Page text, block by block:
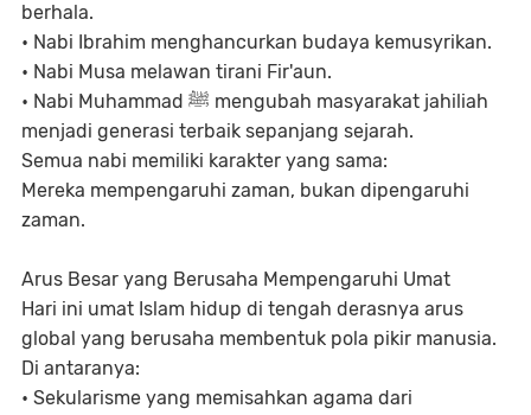
berhala.
• Nabi Ibrahim menghancurkan budaya kemusyrikan.
• Nabi Musa melawan tirani Fir'aun.
• Nabi Muhammad ﷺ mengubah masyarakat jahiliah
menjadi generasi terbaik sepanjang sejarah.
Semua nabi memiliki karakter yang sama:
Mereka mempengaruhi zaman, bukan dipengaruhi
zaman.
Arus Besar yang Berusaha Mempengaruhi Umat
Hari ini umat Islam hidup di tengah derasnya arus
global yang berusaha membentuk pola pikir manusia.
Di antaranya:
• Sekularisme yang memisahkan agama dari